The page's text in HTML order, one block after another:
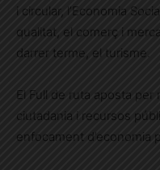
i circular, l’Economia
qualitat, el comerç i
darrer terme, el turisme.
El Full de ruta aposta
ciutadania i recursos
enfocament d’economia